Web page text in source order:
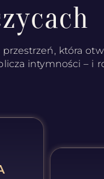
która
intymności – i